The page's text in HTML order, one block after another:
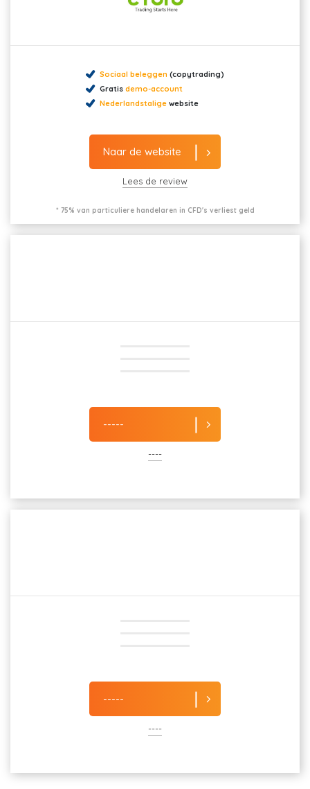
Sociaal beleggen (copytrading)
Gratis demo-account
Nederlandstalige website
Naar de website
Lees de review
* 75% van particuliere handelaren in CFD's verliest geld
-----
----
-----
----